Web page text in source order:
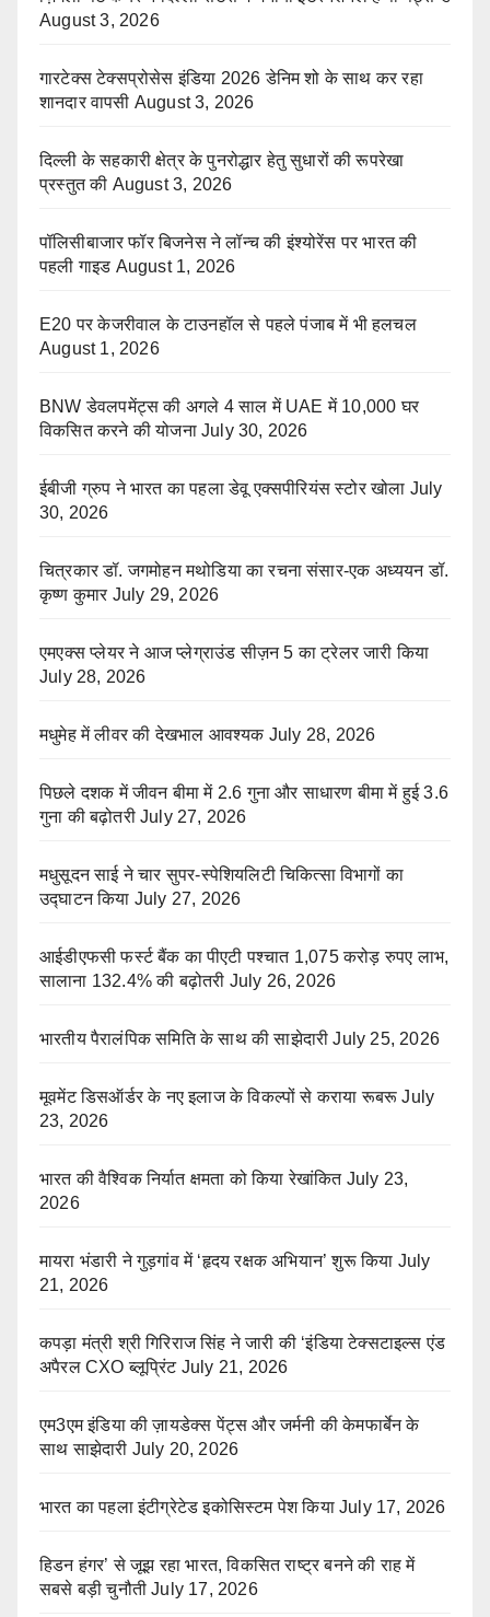
August 3, 2026
गारटेक्स टेक्सप्रोसेस इंडिया 2026 डेनिम शो के साथ कर रहा
शानदार वापसी August 3, 2026
दिल्ली के सहकारी क्षेत्र के पुनरोद्धार हेतु सुधारों की रूपरेखा
प्रस्तुत की August 3, 2026
पॉलिसीबाजार फॉर बिजनेस ने लॉन्च की इंश्योरेंस पर भारत की
पहली गाइड August 1, 2026
E20 पर केजरीवाल के टाउनहॉल से पहले पंजाब में भी हलचल
August 1, 2026
BNW डेवलपमेंट्स की अगले 4 साल में UAE में 10,000 घर
विकसित करने की योजना July 30, 2026
ईबीजी ग्रुप ने भारत का पहला डेवू एक्सपीरियंस स्टोर खोला July
30, 2026
चित्रकार डॉ. जगमोहन मथोडिया का रचना संसार-एक अध्ययन डॉ.
कृष्ण कुमार July 29, 2026
एमएक्स प्लेयर ने आज प्लेग्राउंड सीज़न 5 का ट्रेलर जारी किया
July 28, 2026
मधुमेह में लीवर की देखभाल आवश्यक July 28, 2026
पिछले दशक में जीवन बीमा में 2.6 गुना और साधारण बीमा में हुई 3.6
गुना की बढ़ोतरी July 27, 2026
मधुसूदन साई ने चार सुपर-स्पेशियलिटी चिकित्सा विभागों का
उद्घाटन किया July 27, 2026
आईडीएफसी फर्स्ट बैंक का पीएटी पश्चात 1,075 करोड़ रुपए लाभ,
सालाना 132.4% की बढ़ोतरी July 26, 2026
भारतीय पैरालंपिक समिति के साथ की साझेदारी July 25, 2026
मूवमेंट डिसऑर्डर के नए इलाज के विकल्पों से कराया रूबरू July
23, 2026
भारत की वैश्विक निर्यात क्षमता को किया रेखांकित July 23,
2026
मायरा भंडारी ने गुड़गांव में ‘हृदय रक्षक अभियान’ शुरू किया July
21, 2026
कपड़ा मंत्री श्री गिरिराज सिंह ने जारी की ‘इंडिया टेक्सटाइल्स एंड
अपैरल CXO ब्लूप्रिंट July 21, 2026
एम3एम इंडिया की ज़ायडेक्स पेंट्स और जर्मनी की केमफार्बेन के
साथ साझेदारी July 20, 2026
भारत का पहला इंटीग्रेटेड इकोसिस्टम पेश किया July 17, 2026
हिडन हंगर’ से जूझ रहा भारत, विकसित राष्ट्र बनने की राह में
सबसे बड़ी चुनौती July 17, 2026